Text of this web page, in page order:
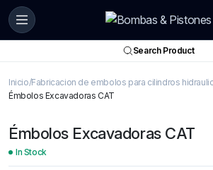
Search Product
Inicio Fabricacion de embolos para cilindros
Émbolos Excavadoras CAT
Émbolos Excavadoras CAT
In Stock